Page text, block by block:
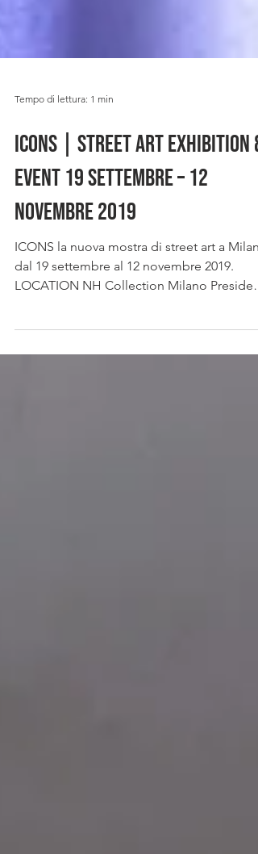
ICONS | Street Art Exhibition &
Event 19 settembre – 12
novembre 2019
ICONS la nuova mostra di street art a
dal 19 settembre al 12 novembre 2019.
Largo Augusto 10,